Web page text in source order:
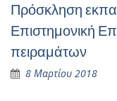
Πρόσκληση
Επιστημονική
πειραμάτων
8 Μαρτίου 2018